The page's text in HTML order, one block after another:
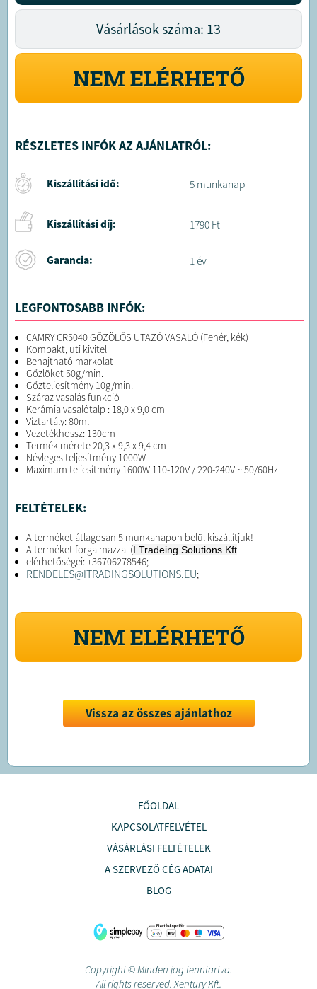
Vásárlások száma: 13
NEM ELÉRHETŐ
RÉSZLETES INFÓK AZ AJÁNLATRÓL:
Kiszállítási idő: 5 munkanap
Kiszállítási díj: 1790 Ft
Garancia: 1 év
LEGFONTOSABB INFÓK:
CAMRY CR5040 GŐZÖLŐS UTAZÓ VASALÓ (Fehér, kék)
Kompakt, uti kivitel
Behajtható markolat
Gőzlöket 50g/min.
Gőzteljesítmény 10g/min.
Száraz vasalás funkció
Kerámia vasalótalp : 18,0 x 9,0 cm
Víztartály: 80ml
Vezetékhossz: 130cm
Termék mérete 20,3 x 9,3 x 9,4 cm
Névleges teljesítmény 1000W
Maximum teljesítmény 1600W 110-120V / 220-240V ~ 50/60Hz
FELTÉTELEK:
A terméket átlagosan 5 munkanapon belül kiszállítjuk!
A terméket forgalmazza (I Tradeing Solutions Kft
elérhetőségei: +36706278546;
RENDELES@ITRADINGSOLUTIONS.EU;
NEM ELÉRHETŐ
Vissza az összes ajánlathoz
FŐOLDAL
KAPCSOLATFELVÉTEL
VÁSÁRLÁSI FELTÉTELEK
A SZERVEZŐ CÉG ADATAI
BLOG
Copyright © Minden jog fenntartva.
All rights reserved. Xentury Kft.